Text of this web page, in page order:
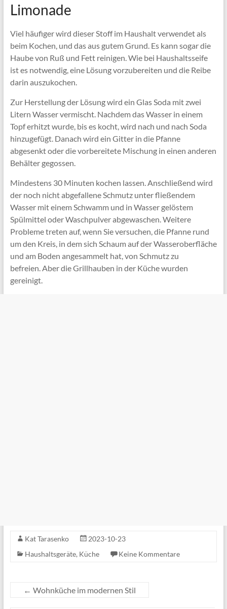
Limonade
Viel häufiger wird dieser Stoff im Haushalt verwendet als
beim Kochen, und das aus gutem Grund. Es kann sogar die
Haube von Ruß und Fett reinigen. Wie bei Haushaltsseife
ist es notwendig, eine Lösung vorzubereiten und die Reibe
darin auszukochen.
Zur Herstellung der Lösung wird ein Glas Soda mit zwei
Litern Wasser vermischt. Nachdem das Wasser in einem
Topf erhitzt wurde, bis es kocht, wird nach und nach Soda
hinzugefügt. Danach wird ein Gitter in die Pfanne
abgesenkt oder die vorbereitete Mischung in einen anderen
Behälter gegossen.
Mindestens 30 Minuten kochen lassen. Anschließend wird
der noch nicht abgefallene Schmutz unter fließendem
Wasser mit einem Schwamm und in Wasser gelöstem
Spülmittel oder Waschpulver abgewaschen. Weitere
Probleme treten auf, wenn Sie versuchen, die Pfanne rund
um den Kreis, in dem sich Schaum auf der Wasseroberfläche
und am Boden angesammelt hat, von Schmutz zu
befreien. Aber die Grillhauben in der Küche wurden
gereinigt.
Kat Tarasenko
2023-10-23
Haushaltsgeräte, Küche Keine Kommentare
← Wohnküche im modernen Stil